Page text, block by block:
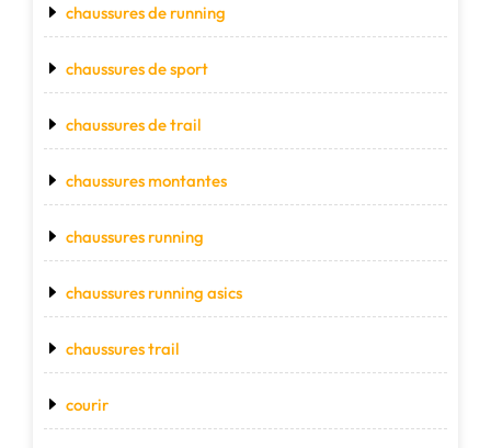
chaussures de running
chaussures de sport
chaussures de trail
chaussures montantes
chaussures running
chaussures running asics
chaussures trail
courir